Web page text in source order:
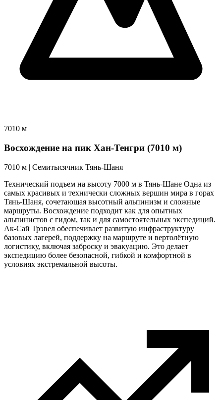
7010 м
Восхождение на пик Хан-Тенгри (7010 м)
7010 м | Cемитысячник Тянь-Шаня
Технический подъем на высоту 7000 м в Тянь-Шане Одна из
самых красивых и технически сложных вершин мира в горах
Тянь-Шаня, сочетающая высотный альпинизм и сложные
маршруты. Восхождение подходит как для опытных
альпинистов с гидом, так и для самостоятельных экспедиций.
Ак-Сай Трэвел обеспечивает развитую инфраструктуру
базовых лагерей, поддержку на маршруте и вертолётную
логистику, включая заброску и эвакуацию. Это делает
экспедицию более безопасной, гибкой и комфортной в
условиях экстремальной высоты.